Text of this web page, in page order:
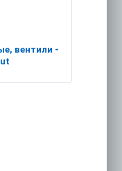
вентили -